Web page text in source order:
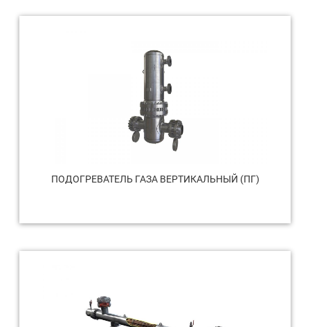
ПОДОГРЕВАТЕЛЬ ГАЗА ВЕРТИКАЛЬНЫЙ (ПГ)